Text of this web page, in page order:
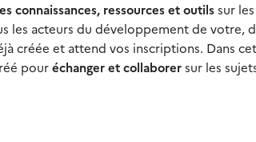
connaissances, ressources et outilssur les
les acteurs du développement de votre,
créée et attend vos inscriptions. Dans
pouréchanger et collaborersur les